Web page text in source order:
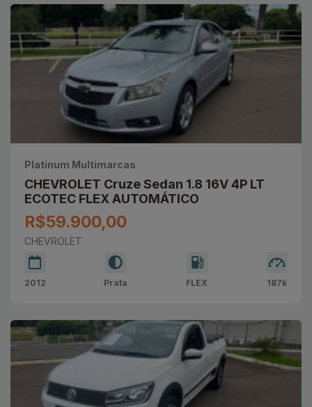
Platinum Multimarcas
CHEVROLET Cruze Sedan 1.8 16V 4P LT
ECOTEC FLEX AUTOMÁTICO
R$59.900,00
CHEVROLET
2012 Prata FLEX 187k